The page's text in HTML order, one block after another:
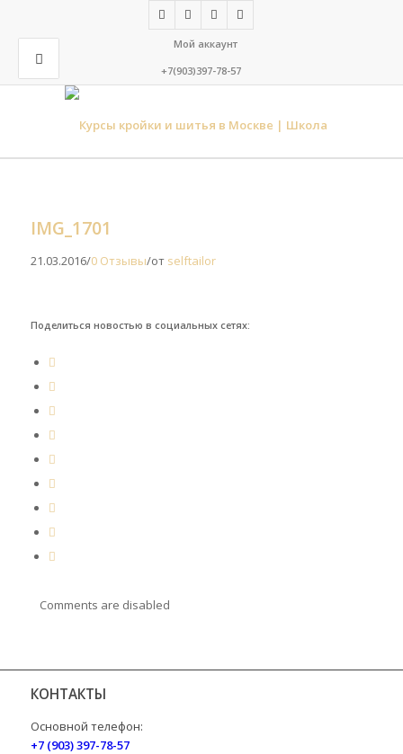
Мой аккаунт
+7(903)397-78-57
IMG_1701
21.03.2016/0 Отзывы/от selftailor
Поделиться новостью в социальных сетях:
Comments are disabled
КОНТАКТЫ
Основной телефон:
+7 (903) 397-78-57